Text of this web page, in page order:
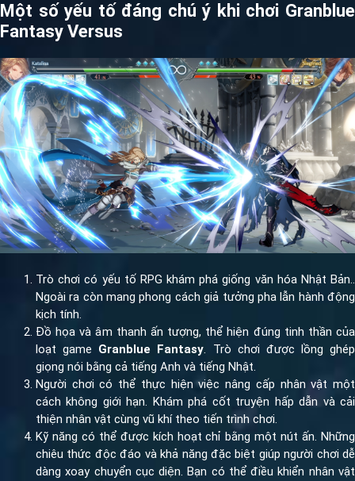
Một số yếu tố đáng chú ý khi chơi Granblue
Fantasy Versus
Trò chơi có yếu tố RPG khám phá giống văn hóa Nhật Bản..
Ngoài ra còn mang phong cách giả tưởng pha lẫn hành động
kịch tính.
Đồ họa và âm thanh ấn tượng, thể hiện đúng tinh thần của
loạt game Granblue Fantasy. Trò chơi được lồng ghép
giọng nói bằng cả tiếng Anh và tiếng Nhật.
Người chơi có thể thực hiện việc nâng cấp nhân vật một
cách không giới hạn. Khám phá cốt truyện hấp dẫn và cải
thiện nhân vật cùng vũ khí theo tiến trình chơi.
Kỹ năng có thể được kích hoạt chỉ bằng một nút ấn. Những
chiêu thức độc đáo và khả năng đặc biệt giúp người chơi dễ
dàng xoay chuyển cục diện. Bạn có thể điều khiển nhân vật